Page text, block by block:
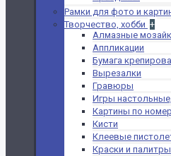
Рамки для фото и
Творчество, хобби +
Алмазные
Аппликации
Бумага
Вырезалки
Гравюры
Игры
Картины по
Кисти
Клеевые
Краски и палитры